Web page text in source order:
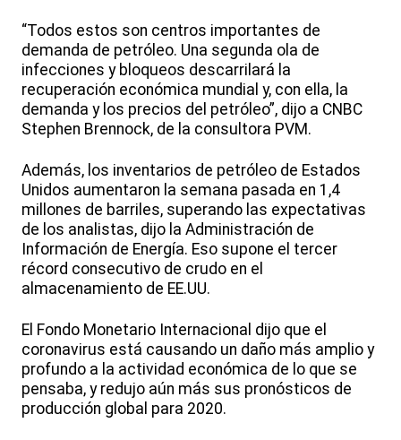
“Todos estos son centros importantes de
demanda de petróleo. Una segunda ola de
infecciones y bloqueos descarrilará la
recuperación económica mundial y, con ella, la
demanda y los precios del petróleo”, dijo a CNBC
Stephen Brennock, de la consultora PVM.
Además, los inventarios de petróleo de Estados
Unidos aumentaron la semana pasada en 1,4
millones de barriles, superando las expectativas
de los analistas, dijo la Administración de
Información de Energía. Eso supone el tercer
récord consecutivo de crudo en el
almacenamiento de EE.UU.
El Fondo Monetario Internacional dijo que el
coronavirus está causando un daño más amplio y
profundo a la actividad económica de lo que se
pensaba, y redujo aún más sus pronósticos de
producción global para 2020.